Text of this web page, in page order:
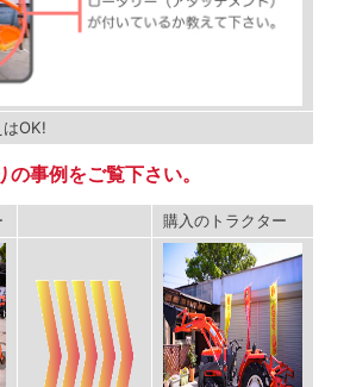
はOK!
事例をご覧下さい。
購入のトラクター